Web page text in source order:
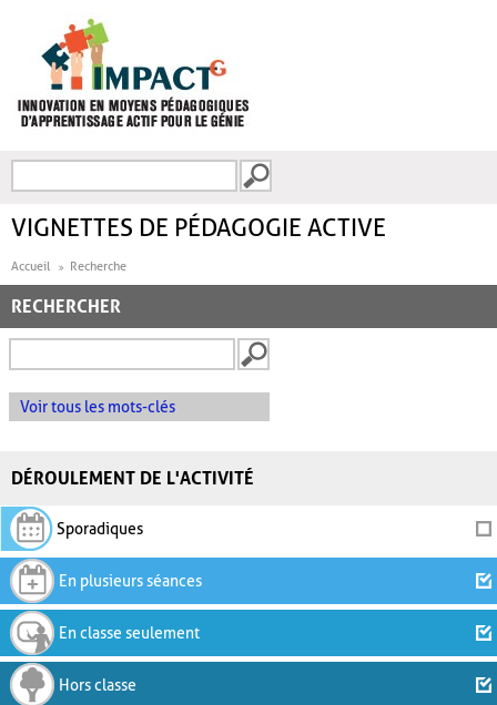
FORMULAIRE DE
VIGNETTES DE PÉDAGOGIE ACTIVE
Accueil Recherche
RECHERCHER
Voir tous les mots-clés
DÉROULEMENT DE L'ACTIVITÉ
Sporadiques
En plusieurs séances
En classe seulement
Hors classe